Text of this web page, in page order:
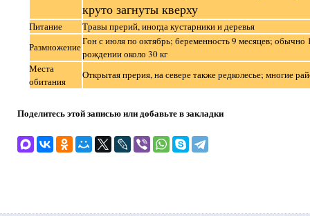
круто загнуты кверху
Питание
Травы прерий, иногда кустарники и деревья
РазмножениеГон с июля по октябрь; беременность 9 месяцев; обычно
рождении около 30 кг
Места
обитания
Открытая прерия, на севере также редколесье; многие
Поделитесь этой записью или добавьте в закладки